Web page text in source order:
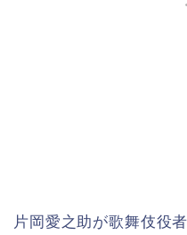
片岡愛之助が歌舞伎役